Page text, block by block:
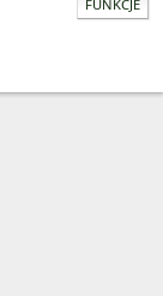
FUNKCJE